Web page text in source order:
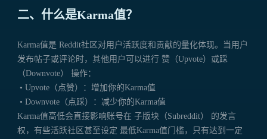
二、什么是Karma值？
Karma值是 Reddit社区对用户活跃度和贡献的量化体现。当用户
发布帖子或评论时，其他用户可以进行 赞（Upvote）或踩
（Downvote） 操作：
• Upvote（点赞）：增加你的Karma值
• Downvote（点踩）：减少你的Karma值
Karma值高低会直接影响账号在 子版块（Subreddit） 的发言
权，有些活跃社区甚至设定 最低Karma值门槛，只有达到一定